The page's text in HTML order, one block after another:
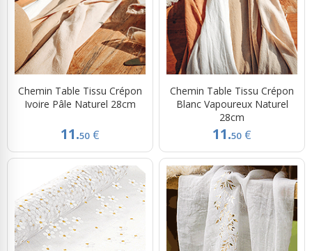
Chemin Table Tissu Crépon
Ivoire Pâle Naturel 28cm
11.50 €
Chemin Table Tissu Crépon
Blanc Vapoureux Naturel
28cm
11.50 €